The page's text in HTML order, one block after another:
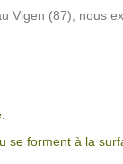
Vigen (87), nous
forment à la